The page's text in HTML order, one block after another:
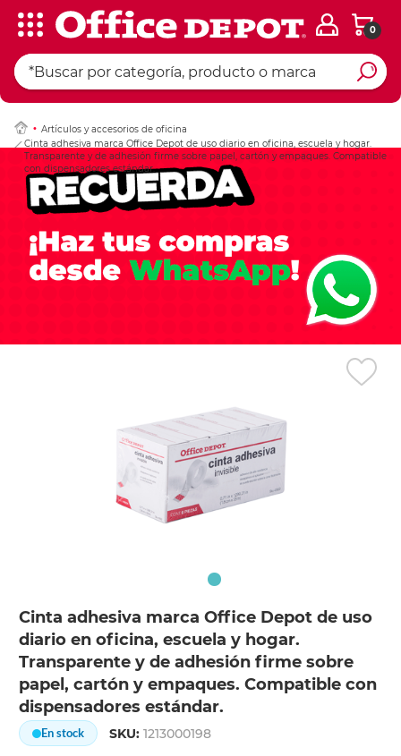
0
Artículos y accesorios de oficina
Cinta adhesiva marca Office Depot de uso diario en oficina, escuela y hogar.
Transparente y de adhesión firme sobre papel, cartón y empaques. Compatible
con dispensadores estándar.
Cinta adhesiva marca Office Depot de uso
diario en oficina, escuela y hogar.
Transparente y de adhesión firme sobre
papel, cartón y empaques. Compatible con
dispensadores estándar.
En stock SKU:1213000198
Ingresar Codigo